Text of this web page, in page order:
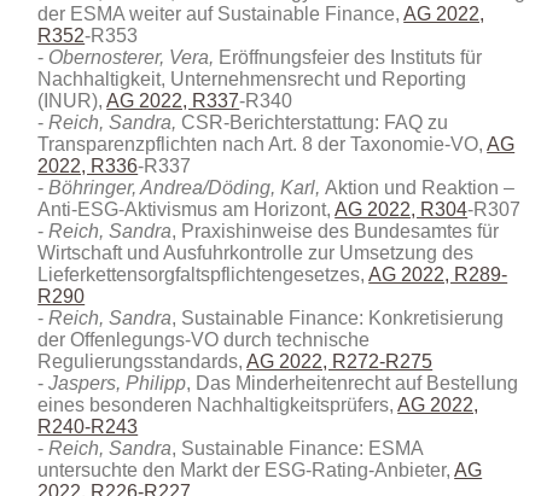
der ESMA weiter auf Sustainable Finance,AG 2022,
R352-R353
Obernosterer, Vera, Eröffnungsfeier des Instituts für
Nachhaltigkeit, Unternehmensrecht und Reporting
(INUR),AG 2022, R337-R340
Reich, Sandra, CSR-Berichterstattung: FAQ zu
Transparenzpflichten nach Art. 8 der Taxonomie-VO,AG
2022, R336-R337
Böhringer, Andrea/Döding, Karl,Aktion und Reaktion –
Anti-ESG-Aktivismus am Horizont,AG 2022, R304-R307
Reich, Sandra, Praxishinweise des Bundesamtes für
Wirtschaft und Ausfuhrkontrolle zur Umsetzung des
Lieferkettensorgfaltspflichtengesetzes,AG 2022, R289-
R290
Reich, Sandra, Sustainable Finance: Konkretisierung
der Offenlegungs-VO durch technische
Regulierungsstandards,AG 2022, R272-R275
Jaspers, Philipp, Das Minderheitenrecht auf Bestellung
eines besonderen Nachhaltigkeitsprüfers,AG 2022,
R240-R243
Reich, Sandra, Sustainable Finance: ESMA
untersuchte den Markt der ESG-Rating-Anbieter,AG